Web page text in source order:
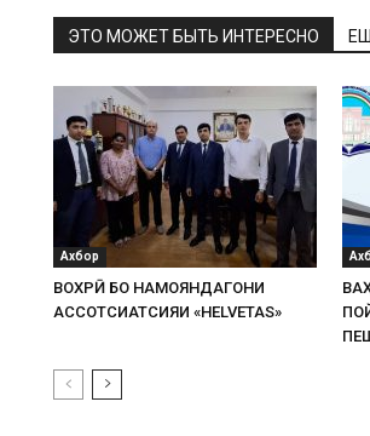
ЭТО МОЖЕТ БЫТЬ ИНТЕРЕСНО
Ахбор
ВОХӮРӢ БО НАМОЯНДАГОНИ
АССОТСИАТСИЯИ «HELVETAS»